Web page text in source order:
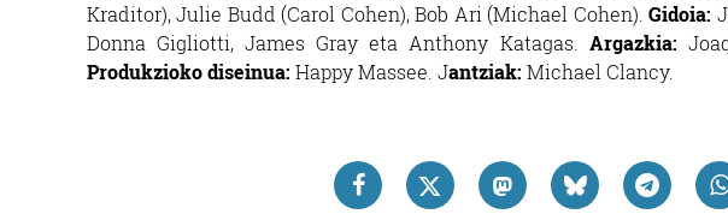
Kraditor), Julie Budd (Carol Cohen), Bob Ari (Michael Cohen).Gidoia:
Donna Gigliotti, James Gray eta Anthony Katagas. Argazkia:
Produkzioko diseinua: Happy Massee. Jantziak: Michael Clancy.